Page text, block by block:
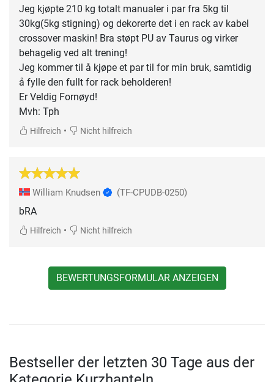
Jeg kjøpte 210 kg totalt manualer i par fra 5kg til
30kg(5kg stigning) og dekorerte det i en rack av kabel
crossover maskin! Bra støpt PU av Taurus og virker
behagelig ved alt trening!
Jeg kommer til å kjøpe et par til for min bruk, samtidig
å fylle den fullt for rack beholderen!
Er Veldig Fornøyd!
Mvh: Tph
Hilfreich • Nicht hilfreich
William Knudsen (TF-CPUDB-0250)
bRA
Hilfreich • Nicht hilfreich
BEWERTUNGSFORMULAR ANZEIGEN
Bestseller der letzten 30 Tage aus der